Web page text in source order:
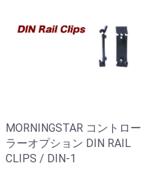
MORNINGSTAR コントロー
ラーオプション DIN RAIL
CLIPS / DIN-1